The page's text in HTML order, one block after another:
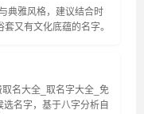
典雅风格，建议结合时
又有文化底蕴的名字。
名大全_取名字大全_免
名字，基于八字分析自